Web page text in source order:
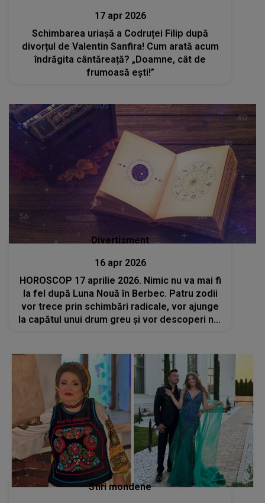
17 apr 2026
Schimbarea uriașă a Codruței Filip după
divorțul de Valentin Sanfira! Cum arată acum
îndrăgita cântăreață? „Doamne, cât de
frumoasă ești!”
Divertisment
16 apr 2026
HOROSCOP 17 aprilie 2026. Nimic nu va mai fi
la fel după Luna Nouă în Berbec. Patru zodii
vor trece prin schimbări radicale, vor ajunge
la capătul unui drum greu și vor descoperi noi
Stiri mondene